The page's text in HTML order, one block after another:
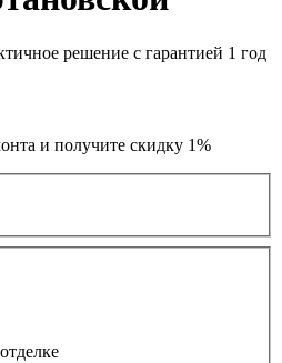
решение с гарантией 1 год
и получите скидку 1%